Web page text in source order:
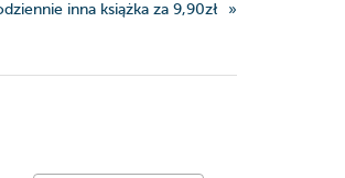
inna książka za 9,90zł